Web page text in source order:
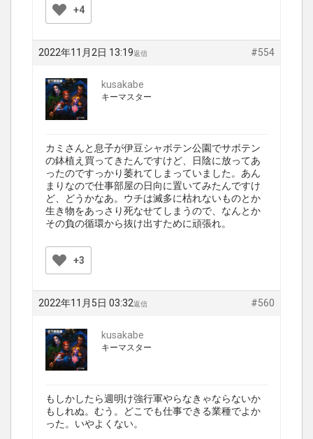
+4
2022年11月2日 13:19 #554
返信
kusakabe
キーマスター
カミさんと息子が伊豆シャボテン公園でサボテン
の鉢植え買ってきたんですけど、日陰に放ってあ
ったのですっかり萎れてしまっていました。あん
まりなので仕事部屋の日向に置いてみたんですけ
ど、どうかなあ。ウチは滅多に枯れないものとか
生き物をあっさり死なせてしまうので、なんとか
その負の循環から抜け出すために頑張れ。
+3
2022年11月5日 03:32 #560
返信
kusakabe
キーマスター
もしかしたら週明け強行軍やらなきゃならないか
もしれぬ。むう。どこでも仕事できる業種でよか
った。いやよくない。